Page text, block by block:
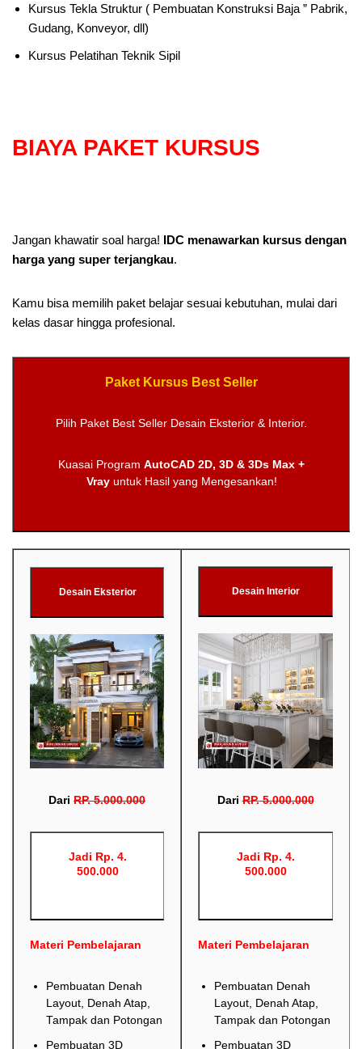
Kursus Tekla Struktur ( Pembuatan Konstruksi Baja ” Pabrik,
Gudang, Konveyor, dll)
Kursus Pelatihan Teknik Sipil
BIAYA PAKET KURSUS
Jangan khawatir soal harga! IDC menawarkan kursus dengan
harga yang super terjangkau.
Kamu bisa memilih paket belajar sesuai kebutuhan, mulai dari
kelas dasar hingga profesional.
Paket Kursus Best Seller
Pilih Paket Best Seller Desain Eksterior & Interior.
Kuasai Program AutoCAD 2D, 3D & 3Ds Max +
Vrayuntuk Hasil yang Mengesankan!
Desain Eksterior
Dari RP.5.000.000
Jadi Rp. 4.
500.000
Materi Pembelajaran
Pembuatan Denah
Layout, Denah Atap,
Tampak dan Potongan
Pembuatan 3D
Desain Interior
DariRP.5.000.000
Jadi Rp. 4.
500.000
Materi Pembelajaran
Pembuatan Denah
Layout, Denah Atap,
Tampak dan Potongan
Pembuatan 3D